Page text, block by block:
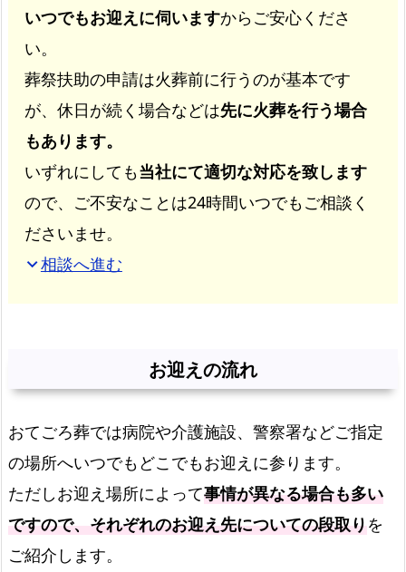
いつでもお迎えに伺いますからご安心くださ
い。
葬祭扶助の申請は火葬前に行うのが基本です
が、休日が続く場合などは先に火葬を行う場合
もあります。
いずれにしても当社にて適切な対応を致します
ので、ご不安なことは24時間いつでもご相談く
ださいませ。
expand_more相談へ進む
お迎えの流れ
おてごろ葬では病院や介護施設、警察署などご指定
の場所へいつでもどこでもお迎えに参ります。
ただしお迎え場所によって事情が異なる場合も多い
ですので、それぞれのお迎え先についての段取りを
ご紹介します。